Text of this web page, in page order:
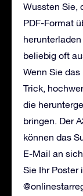
Wussten Sie,
PDF-Format
beliebig oft
Wenn Sie
Trick,
die
bringen. Der
können das
E-Mail an
Sie Ihr Poster